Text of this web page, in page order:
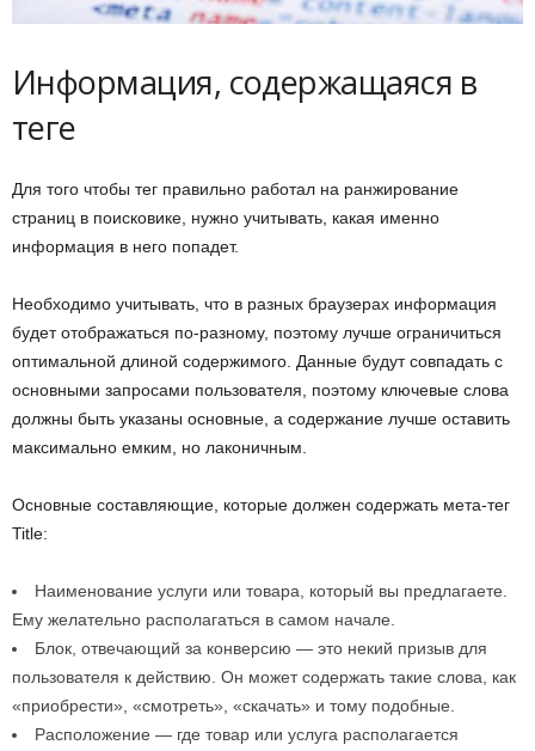
Информация, содержащаяся в
теге
Для того чтобы тег правильно работал на ранжирование
страниц в поисковике, нужно учитывать, какая именно
информация в него попадет.
Необходимо учитывать, что в разных браузерах информация
будет отображаться по-разному, поэтому лучше ограничиться
оптимальной длиной содержимого. Данные будут совпадать с
основными запросами пользователя, поэтому ключевые слова
должны быть указаны основные, а содержание лучше оставить
максимально емким, но лаконичным.
Основные составляющие, которые должен содержать мета-тег
Title:
Наименование услуги или товара, который вы предлагаете.
Ему желательно располагаться в самом начале.
Блок, отвечающий за конверсию — это некий призыв для
пользователя к действию. Он может содержать такие слова, как
«приобрести», «смотреть», «скачать» и тому подобные.
Расположение — где товар или услуга располагается